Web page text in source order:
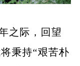
之际，回望
秉持“艰苦朴